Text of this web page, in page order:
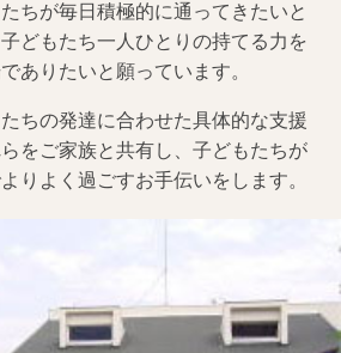
ちが毎日積極的に通ってきたいと
どもたち一人ひとりの持てる力を
ありたいと願っています。
ちの発達に合わせた具体的な支援
をご家族と共有し、子どもたちが
りよく過ごすお手伝いをします。